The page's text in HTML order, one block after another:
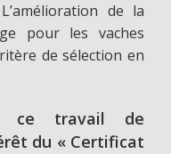
de la
pour les vaches
de sélection en
ce travail de
du « Certificat